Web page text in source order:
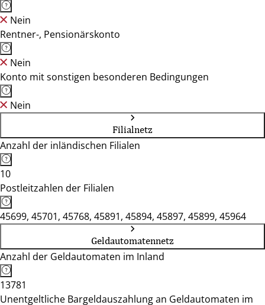
Nein
Rentner-, Pensionärskonto
Nein
Konto mit sonstigen besonderen Bedingungen
Nein
Filialnetz
Anzahl der inländischen Filialen
10
Postleitzahlen der Filialen
45699, 45701, 45768, 45891, 45894, 45897, 45899, 45964
Geldautomatennetz
Anzahl der Geldautomaten im Inland
13781
Unentgeltliche Bargeldauszahlung an Geldautomaten im